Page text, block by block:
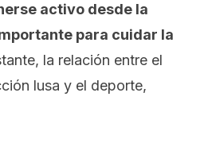
activo desde la
para cuidar la
la relación entre el
lusa y el deporte,